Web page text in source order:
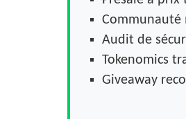
Communauté
Audit de
Tokenomics
Giveaway